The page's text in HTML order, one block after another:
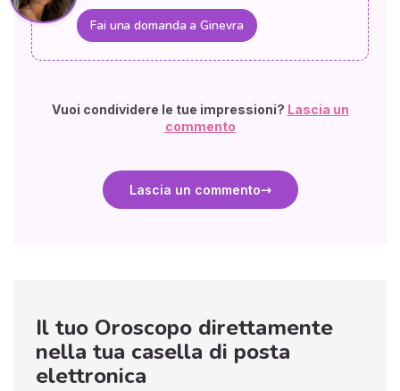
Fai una domanda a Ginevra
Vuoi condividere le tue impressioni? Lascia un
commento
Lascia un commento
Il tuo Oroscopo direttamente
nella tua casella di posta
elettronica